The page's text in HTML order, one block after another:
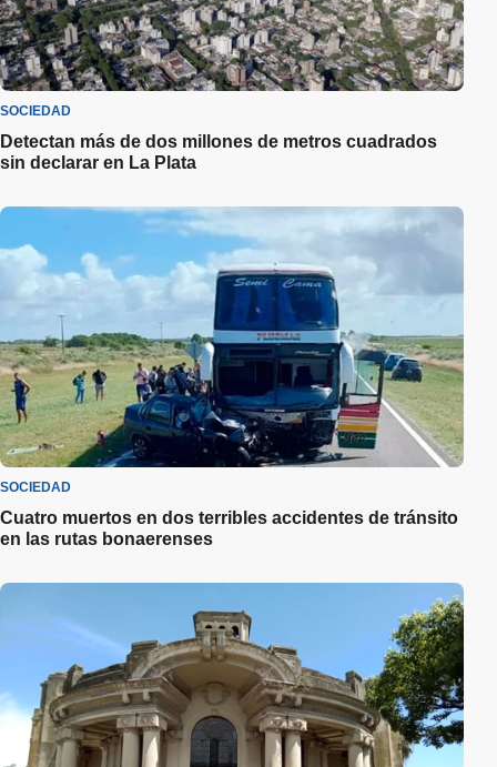
SOCIEDAD
Detectan más de dos millones de metros cuadrados
sin declarar en La Plata
SOCIEDAD
Cuatro muertos en dos terribles accidentes de tránsito
en las rutas bonaerenses